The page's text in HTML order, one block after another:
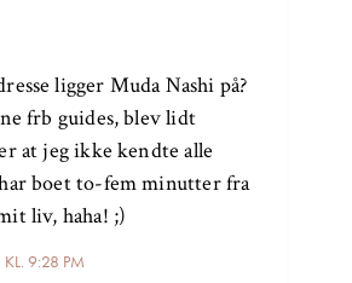
9:28 PM
ligger Muda Nashi på?
frb guides, blev lidt
at jeg ikke kendte alle
boet to-fem minutter fra
liv, haha! ;)